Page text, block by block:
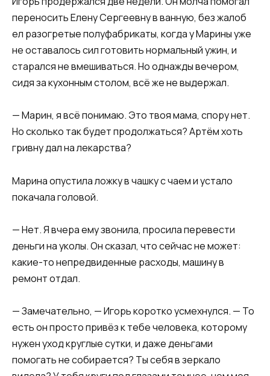
переносить Елену Сергеевну в ванную, без жалоб
ел разогретые полуфабрикаты, когда у Марины уже
не оставалось сил готовить нормальный ужин, и
старался не вмешиваться. Но однажды вечером,
сидя за кухонным столом, всё же не выдержал.
— Марин, я всё понимаю. Это твоя мама, спору нет.
Но сколько так будет продолжаться? Артём хоть
гривну дал на лекарства?
Марина опустила ложку в чашку с чаем и устало
покачала головой.
— Нет. Я вчера ему звонила, просила перевести
деньги на уколы. Он сказал, что сейчас не может:
какие-то непредвиденные расходы, машину в
ремонт отдал.
— Замечательно, — Игорь коротко усмехнулся. — То
есть он просто привёз к тебе человека, которому
нужен уход круглые сутки, и даже деньгами
помогать не собирается? Ты себя в зеркало